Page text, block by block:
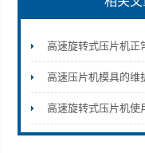
上海天和制药机械有限公司
高速旋转式压片机正
高速压片机模具的维
高速旋转式压片机使